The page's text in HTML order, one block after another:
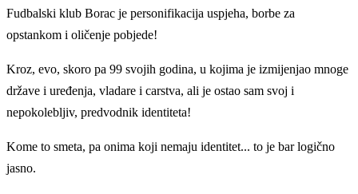
Fudbalski klub Borac je personifikacija uspjeha, borbe za
opstankom i oličenje pobjede!
Kroz, evo, skoro pa 99 svojih godina, u kojima je izmijenjao mnoge
države i uređenja, vladare i carstva, ali je ostao sam svoj i
nepokolebljiv, predvodnik identiteta!
Kome to smeta, pa onima koji nemaju identitet... to je bar logično
jasno.